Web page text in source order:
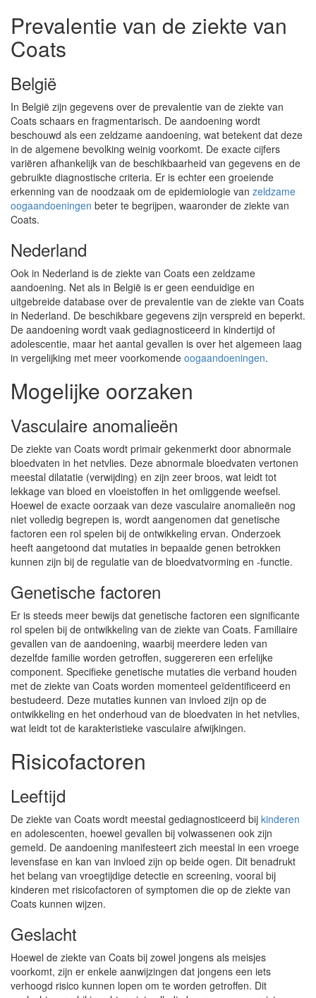
Prevalentie van de ziekte van
Coats
België
In België zijn gegevens over de prevalentie van de ziekte van
Coats schaars en fragmentarisch. De aandoening wordt
beschouwd als een zeldzame aandoening, wat betekent dat deze
in de algemene bevolking weinig voorkomt. De exacte cijfers
variëren afhankelijk van de beschikbaarheid van gegevens en de
gebruikte diagnostische criteria. Er is echter een groeiende
erkenning van de noodzaak om de epidemiologie van zeldzame
oogaandoeningen beter te begrijpen, waaronder de ziekte van
Coats.
Nederland
Ook in Nederland is de ziekte van Coats een zeldzame
aandoening. Net als in België is er geen eenduidige en
uitgebreide database over de prevalentie van de ziekte van Coats
in Nederland. De beschikbare gegevens zijn verspreid en beperkt.
De aandoening wordt vaak gediagnosticeerd in kindertijd of
adolescentie, maar het aantal gevallen is over het algemeen laag
in vergelijking met meer voorkomende oogaandoeningen.
Mogelijke oorzaken
Vasculaire anomalieën
De ziekte van Coats wordt primair gekenmerkt door abnormale
bloedvaten in het netvlies. Deze abnormale bloedvaten vertonen
meestal dilatatie (verwijding) en zijn zeer broos, wat leidt tot
lekkage van bloed en vloeistoffen in het omliggende weefsel.
Hoewel de exacte oorzaak van deze vasculaire anomalieën nog
niet volledig begrepen is, wordt aangenomen dat genetische
factoren een rol spelen bij de ontwikkeling ervan. Onderzoek
heeft aangetoond dat mutaties in bepaalde genen betrokken
kunnen zijn bij de regulatie van de bloedvatvorming en -functie.
Genetische factoren
Er is steeds meer bewijs dat genetische factoren een significante
rol spelen bij de ontwikkeling van de ziekte van Coats. Familiaire
gevallen van de aandoening, waarbij meerdere leden van
dezelfde familie worden getroffen, suggereren een erfelijke
component. Specifieke genetische mutaties die verband houden
met de ziekte van Coats worden momenteel geïdentificeerd en
bestudeerd. Deze mutaties kunnen van invloed zijn op de
ontwikkeling en het onderhoud van de bloedvaten in het netvlies,
wat leidt tot de karakteristieke vasculaire afwijkingen.
Risicofactoren
Leeftijd
De ziekte van Coats wordt meestal gediagnosticeerd bij kinderen
en adolescenten, hoewel gevallen bij volwassenen ook zijn
gemeld. De aandoening manifesteert zich meestal in een vroege
levensfase en kan van invloed zijn op beide ogen. Dit benadrukt
het belang van vroegtijdige detectie en screening, vooral bij
kinderen met risicofactoren of symptomen die op de ziekte van
Coats kunnen wijzen.
Geslacht
Hoewel de ziekte van Coats bij zowel jongens als meisjes
voorkomt, zijn er enkele aanwijzingen dat jongens een iets
verhoogd risico kunnen lopen om te worden getroffen. Dit